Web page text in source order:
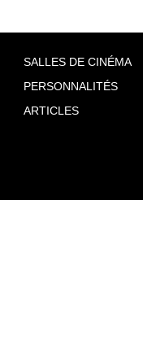
SALLES DE CINÉMA
PERSONNALITÉS
ARTICLES